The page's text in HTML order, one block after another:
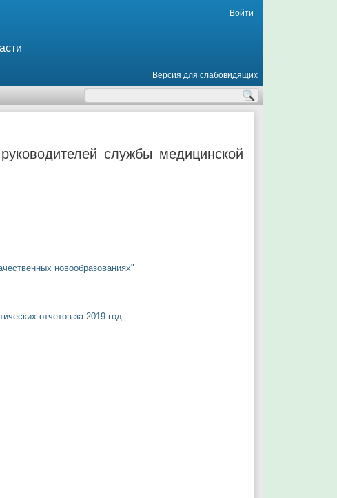
Войти
Версия для слабовидящих
службы медицинской
новообразованиях"
отчетов за 2019 год